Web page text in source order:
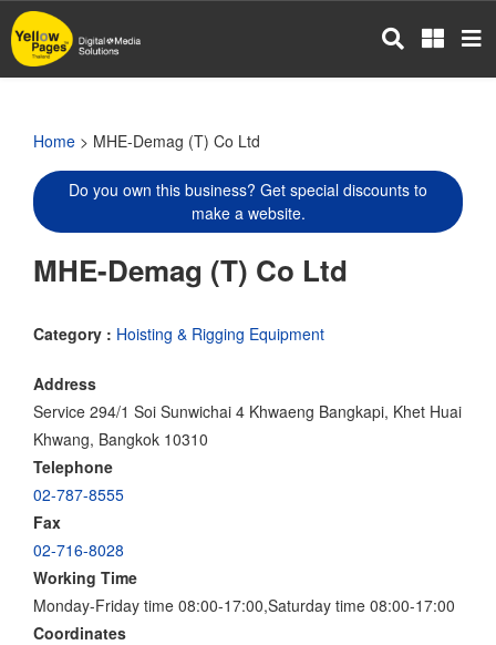
Skip
to
main
Home > MHE-Demag (T) Co Ltd
Do you own this business? Get special discounts to
make a website.
MHE-Demag (T) Co Ltd
Category : Hoisting & Rigging Equipment
Address
Service 294/1 Soi Sunwichai 4 Khwaeng Bangkapi, Khet Huai
Khwang, Bangkok 10310
Telephone
02-787-8555
Fax
02-716-8028
Working Time
Monday-Friday time 08:00-17:00,Saturday time 08:00-17:00
Coordinates